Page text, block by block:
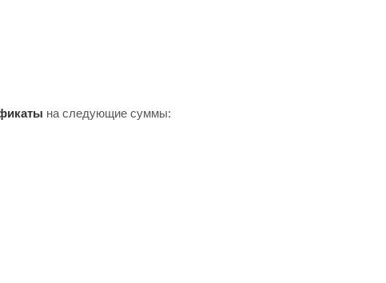
на следующие суммы: